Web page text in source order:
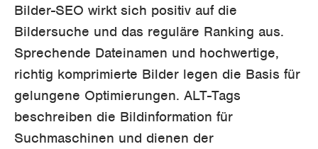
Bilder-SEO wirkt sich positiv auf die
Bildersuche und das reguläre Ranking aus.
Sprechende Dateinamen und hochwertige,
richtig komprimierte Bilder legen die Basis für
gelungene Optimierungen. ALT-Tags
beschreiben die Bildinformation für
Suchmaschinen und dienen der